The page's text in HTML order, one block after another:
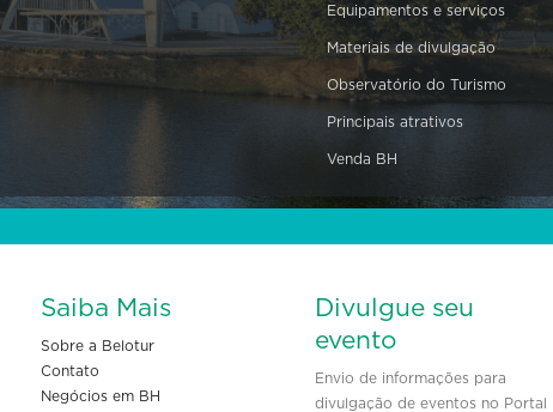
Equipamentos e serviços
Materiais de divulgação
Observatório do Turismo
Principais atrativos
Venda BH
Saiba Mais
Sobre a Belotur
Contato
Negócios em BH
Divulgue seu
evento
Envio de informações para
divulgação de eventos no Portal